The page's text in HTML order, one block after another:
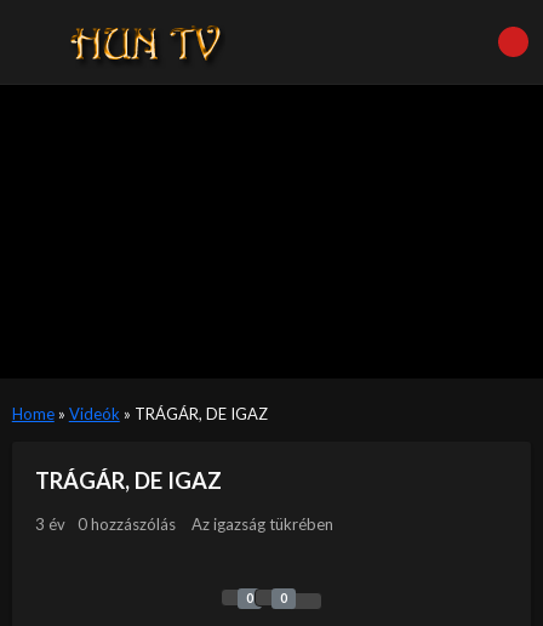
Home» Videók » TRÁGÁR, DE IGAZ
TRÁGÁR, DE IGAZ
3 év 0 hozzászólás Az igazság tükrében
0 0